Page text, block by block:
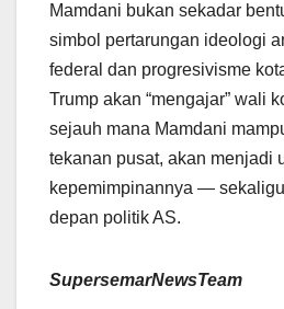
Mamdani bukan sekadar
simbol pertarungan ideologi
federal dan progresivisme
Trump akan “mengajar” wali
sejauh mana Mamdani
tekanan pusat, akan menjadi
kepemimpinannya —
depan politik AS.
SupersemarNewsTeam